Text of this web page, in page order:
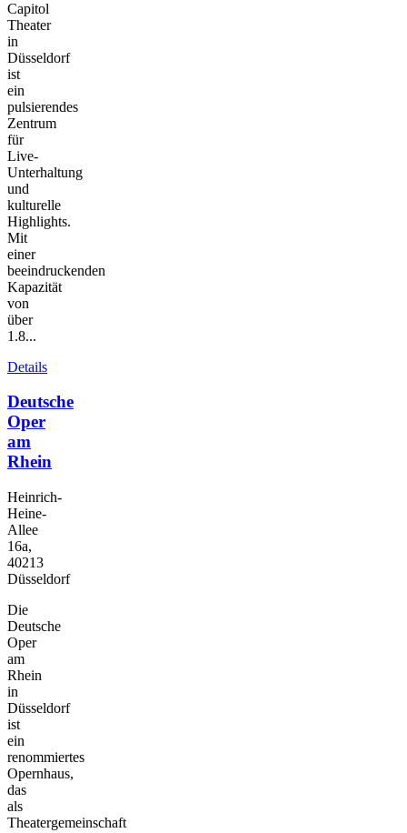
Capitol
Theater
in
Düsseldorf
ist
ein
pulsierendes
Zentrum
für
Live-
Unterhaltung
und
kulturelle
Highlights.
Mit
einer
beeindruckenden
Kapazität
von
über
1.8...
Details
Deutsche
Oper
am
Rhein
Heinrich-
Heine-
Allee
16a,
40213
Düsseldorf
Die
Deutsche
Oper
am
Rhein
in
Düsseldorf
ist
ein
renommiertes
Opernhaus,
das
als
Theatergemeinschaft